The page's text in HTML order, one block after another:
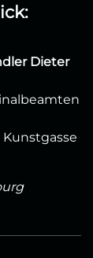
Dieter